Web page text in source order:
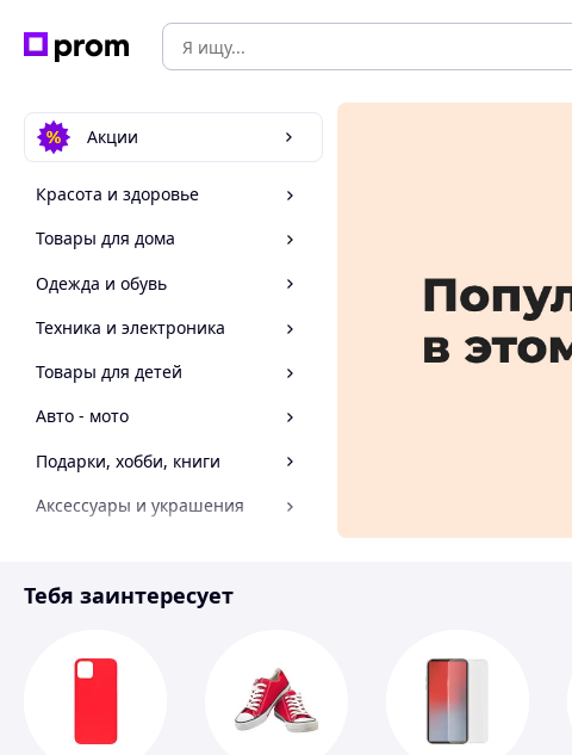
Акции
Красота и здоровье
Товары для дома
Одежда и обувь
Техника и электроника
Товары для детей
Авто - мото
Подарки, хобби, книги
Аксессуары и украшения
Спорт и отдых
Тебя заинтересует